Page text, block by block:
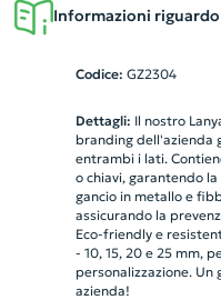
Informazioni
Codice: GZ2304
Dettagli: Il nostro
branding dell'azienda
entrambi i lati.
o chiavi, garantendo
gancio in metallo e
assicurando la
Eco-friendly e
- 10, 15, 20 e 25 mm,
personalizzazione.
azienda!